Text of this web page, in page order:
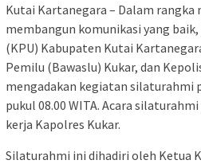
Kutai Kartanegara – Dalam
membangun komunikasi yang
(KPU) Kabupaten Kutai
Pemilu (Bawaslu) Kukar, dan
mengadakan kegiatan silaturahmi
pukul 08.00 WITA. Acara
kerja Kapolres Kukar.
Silaturahmi ini dihadiri oleh Ketua